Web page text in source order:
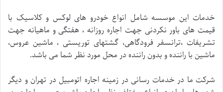
خدمات این موسسه شامل انواع خودرو های لوکس و کلاسیک با
قیمت های باور نکردنی جهت اجاره روزانه ، هفتگی و ماهیانه جهت
تشریفات ،ترانسفر فرودگاهی، گشتهای توریستی ، ماشین عروس،
ماشین با راننده و بدون راننده در محل مورد نظر شما می باشد.
شرکت ما در خدمات رسانی در زمینه اجاره اتومبیل در تهران و دیگر